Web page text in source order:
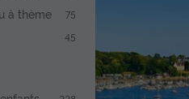
à thème 75
45